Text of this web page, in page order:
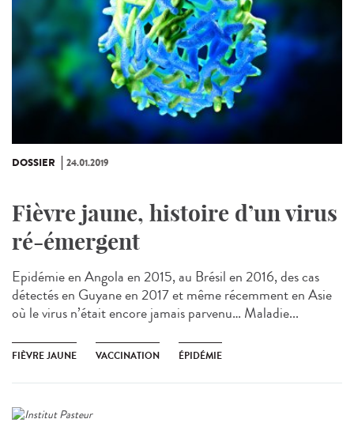
DOSSIER 24.01.2019
Fièvre jaune, histoire d’un virus
ré-émergent
Epidémie en Angola en 2015, au Brésil en 2016, des cas
détectés en Guyane en 2017 et même récemment en Asie
où le virus n’était encore jamais parvenu… Maladie...
FIÈVRE JAUNE VACCINATION ÉPIDÉMIE